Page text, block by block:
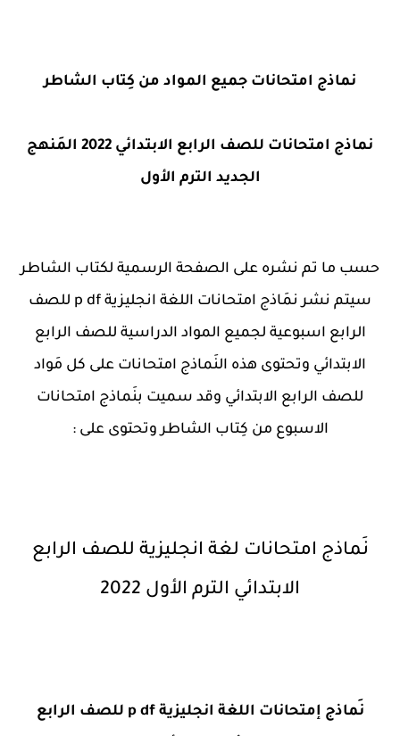
نماذج امتحانات جميع المواد من كِتاب الشاطر
نماذج امتحانات للصف الرابع الابتدائي 2022 المَنهج
الجديد الترم الأول
حسب ما تم نشره على الصفحة الرسمية لكتاب الشاطر
سيتم نشر نمَاذج امتحانات اللغة انجليزية p df للصف
الرابع اسبوعية لجميع المواد الدراسية للصف الرابع
الابتدائي وتحتوى هذه النَماذج امتحانات على كل مَواد
للصف الرابع الابتدائي وقد سميت بنَماذج امتحانات
الاسبوع من كِتاب الشاطر وتحتوى على :
نَماذج امتحانات لغة انجليزية للصف الرابع
الابتدائي الترم الأول 2022
نَماذج إمتحانات اللغة انجليزية p df للصف الرابع